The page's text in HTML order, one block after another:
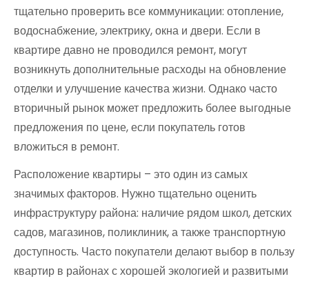
тщательно проверить все коммуникации: отопление,
водоснабжение, электрику, окна и двери. Если в
квартире давно не проводился ремонт, могут
возникнуть дополнительные расходы на обновление
отделки и улучшение качества жизни. Однако часто
вторичный рынок может предложить более выгодные
предложения по цене, если покупатель готов
вложиться в ремонт.
Расположение квартиры – это один из самых
значимых факторов. Нужно тщательно оценить
инфраструктуру района: наличие рядом школ, детских
садов, магазинов, поликлиник, а также транспортную
доступность. Часто покупатели делают выбор в пользу
квартир в районах с хорошей экологией и развитыми